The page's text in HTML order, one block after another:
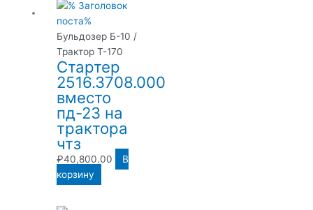
Бульдозер Б-10 /
Трактор Т-170
Стартер
2516.3708.000
вместо
пд-23 на
трактора
чтз
₽40,800.00
В
корзину